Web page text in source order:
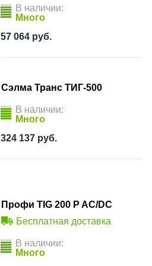
В наличии:
Много
57 064 руб.
Сэлма Транс ТИГ-500
В наличии:
Много
324 137 руб.
Профи TIG 200 P AC/DC
Бесплатная доставка
В наличии:
Много